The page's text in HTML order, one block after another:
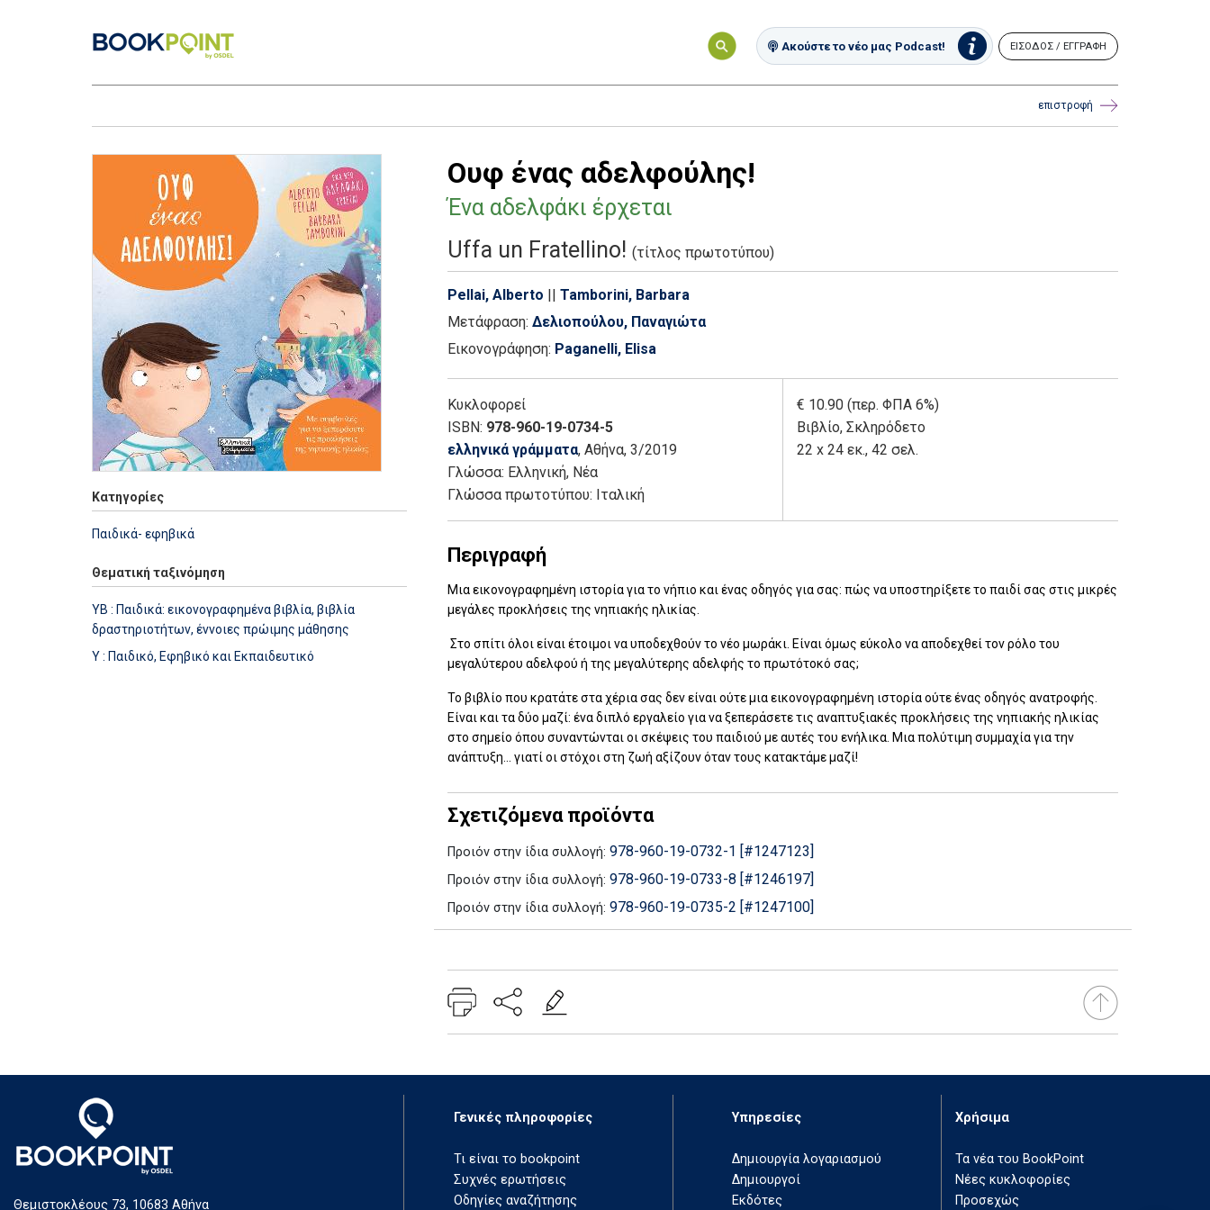
Ακούστε το νέο μας Podcast! ΕΙΣΟΔΟΣ / ΕΓΓΡΑΦΗ
επιστροφή
Κατηγορίες
Παιδικά- εφηβικά
Θεματική ταξινόμηση
YB : Παιδικά: εικονογραφημένα βιβλία, βιβλία
δραστηριοτήτων, έννοιες πρώιμης μάθησης
Y : Παιδικό, Εφηβικό και Εκπαιδευτικό
Ουφ ένας αδελφούλης!
Ένα αδελφάκι έρχεται
Uffa un Fratellino! (τίτλος πρωτοτύπου)
Pellai, Alberto || Tamborini, Barbara
Μετάφραση: Δελιοπούλου, Παναγιώτα
Εικονογράφηση: Paganelli, Elisa
Κυκλοφορεί
ISBN: 978-960-19-0734-5
ελληνικά γράμματα, Αθήνα, 3/2019
Γλώσσα: Ελληνική, Νέα
Γλώσσα πρωτοτύπου: Ιταλική
€ 10.90 (περ. ΦΠΑ 6%)
Βιβλίο, Σκληρόδετο
22 x 24 εκ., 42 σελ.
Περιγραφή
Μια εικονογραφημένη ιστορία για το νήπιο και ένας οδηγός για σας: πώς να υποστηρίξετε το παιδί σας στις μικρές
μεγάλες προκλήσεις της νηπιακής ηλικίας.
Στο σπίτι όλοι είναι έτοιμοι να υποδεχθούν το νέο μωράκι. Είναι όμως εύκολο να αποδεχθεί τον ρόλο του
μεγαλύτερου αδελφού ή της μεγαλύτερης αδελφής το πρωτότοκό σας;
Το βιβλίο που κρατάτε στα χέρια σας δεν είναι ούτε μια εικονογραφημένη ιστορία ούτε ένας οδηγός ανατροφής.
Είναι και τα δύο μαζί: ένα διπλό εργαλείο για να ξεπεράσετε τις αναπτυξιακές προκλήσεις της νηπιακής ηλικίας
στο σημείο όπου συναντώνται οι σκέψεις του παιδιού με αυτές του ενήλικα. Μια πολύτιμη συμμαχία για την
ανάπτυξη... γιατί οι στόχοι στη ζωή αξίζουν όταν τους κατακτάμε μαζί!
Σχετιζόμενα προϊόντα
Προιόν στην ίδια συλλογή: 978-960-19-0732-1 [#1247123]
Προιόν στην ίδια συλλογή: 978-960-19-0733-8 [#1246197]
Προιόν στην ίδια συλλογή: 978-960-19-0735-2 [#1247100]
Θεμιστοκλέους 73, 10683 Αθήνα
Γενικές πληροφορίες
Τι είναι το bookpoint
Συχνές ερωτήσεις
Οδηγίες αναζήτησης
Υπηρεσίες
Δημιουργία λογαριασμού
Δημιουργοί
Εκδότες
Χρήσιμα
Τα νέα του BookPoint
Νέες κυκλοφορίες
Προσεχώς